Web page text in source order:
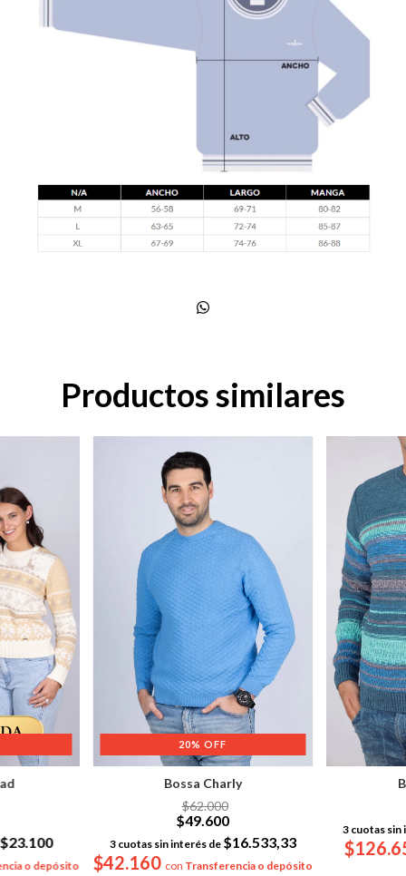
Productos similares
o depósito
$23.100
20%OFF
Bossa Charly
$49.600
$62.000
$42.160 con Transferencia o depósito
3 cuotas sin interés de $16.533,33
3 cuotas sin